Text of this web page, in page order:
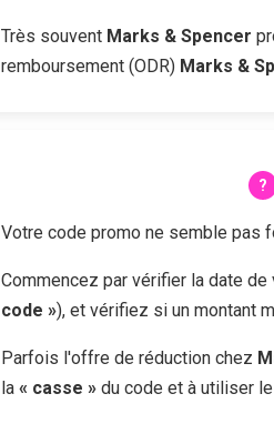
Très souvent Marks & Spencer
remboursement (ODR) Marks &
Votre code promo ne semble pas
Commencez par vérifier la date
code »), et vérifiez si un montant
Parfois l'offre de réduction chez
la « casse » du code et à utiliser